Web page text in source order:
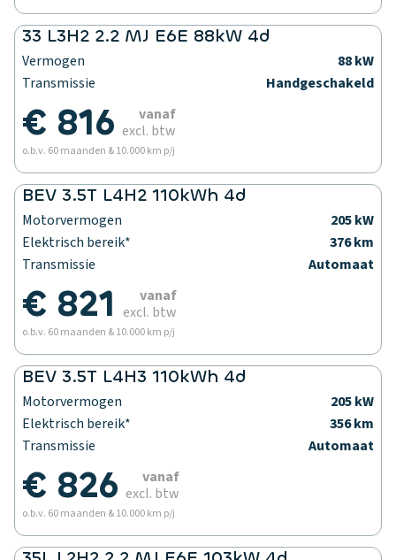
33 L3H2 2.2 MJ E6E 88kW 4d
Vermogen
88 kW
Transmissie
Handgeschakeld
€ 816
vanaf
excl. btw
o.b.v. 60 maanden & 10.000 km p/j
BEV 3.5T L4H2 110kWh 4d
Motorvermogen
205 kW
Elektrisch bereik*
376 km
Transmissie
Automaat
€ 821
vanaf
excl. btw
o.b.v. 60 maanden & 10.000 km p/j
BEV 3.5T L4H3 110kWh 4d
Motorvermogen
205 kW
Elektrisch bereik*
356 km
Transmissie
Automaat
€ 826
vanaf
excl. btw
o.b.v. 60 maanden & 10.000 km p/j